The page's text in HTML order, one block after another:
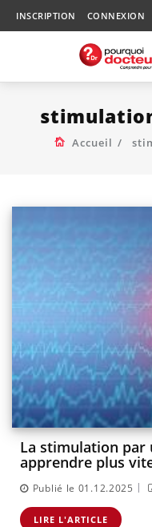
INSCRIPTION CONNEXION
Accueil
La stimulation
apprendre plus
Publié le 01.12.2025 |
LIRE L'ARTICLE